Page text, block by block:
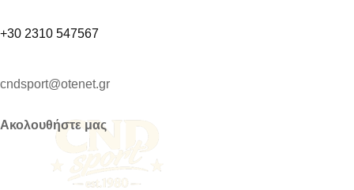
+30 2310 547567
cndsport@otenet.gr
Ακολουθήστε μας